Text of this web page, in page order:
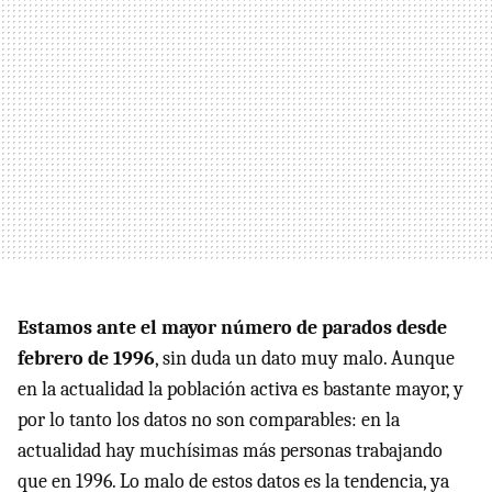
Estamos ante el mayor número de parados desde
febrero de 1996, sin duda un dato muy malo. Aunque
en la actualidad la población activa es bastante mayor, y
por lo tanto los datos no son comparables: en la
actualidad hay muchísimas más personas trabajando
que en 1996. Lo malo de estos datos es la tendencia, ya